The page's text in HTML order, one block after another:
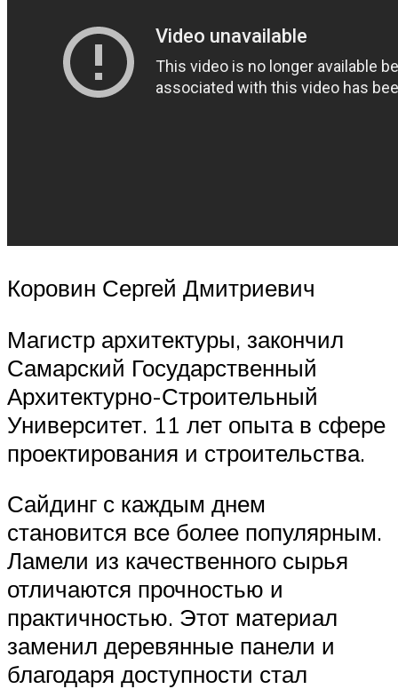
Коровин Сергей Дмитриевич
Магистр архитектуры, закончил
Самарский Государственный
Архитектурно-Строительный
Университет. 11 лет опыта в сфере
проектирования и строительства.
Сайдинг с каждым днем
становится все более популярным.
Ламели из качественного сырья
отличаются прочностью и
практичностью. Этот материал
заменил деревянные панели и
благодаря доступности стал